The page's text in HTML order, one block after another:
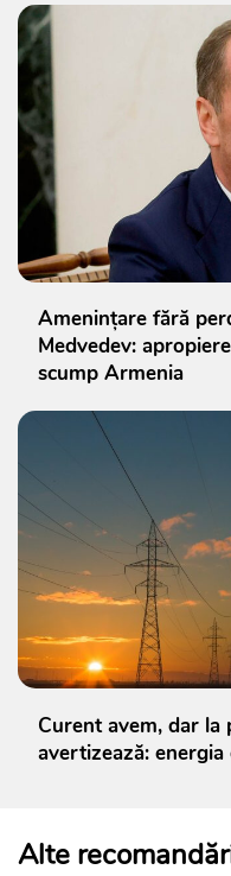
Amenințare fără
Medvedev:
scump Armenia
Curent avem, dar la
avertizează:
Alte